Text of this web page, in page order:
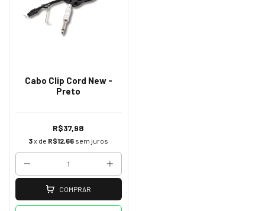
Cabo Clip Cord New -
Preto
R$37,98
3x de R$12,66 sem juros
COMPRAR